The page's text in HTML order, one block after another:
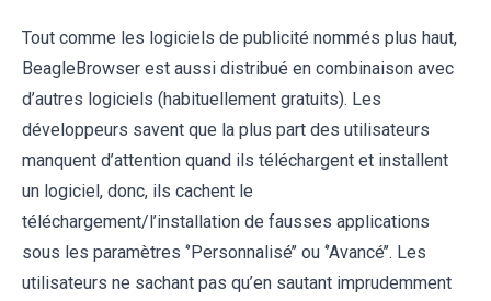
Tout comme les logiciels de publicité nommés plus haut,
BeagleBrowser est aussi distribué en combinaison avec
d’autres logiciels (habituellement gratuits). Les
développeurs savent que la plus part des utilisateurs
manquent d’attention quand ils téléchargent et installent
un logiciel, donc, ils cachent le
téléchargement/l’installation de fausses applications
sous les paramètres ‘’Personnalisé’’ ou ‘’Avancé’’. Les
utilisateurs ne sachant pas qu’en sautant imprudemment